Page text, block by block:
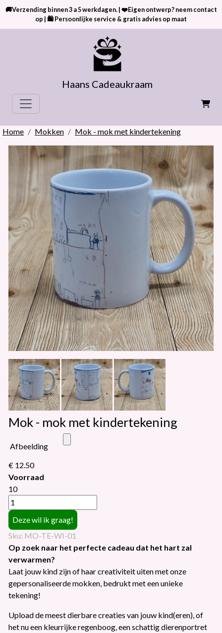
🚚Verzending binnen 3 a 5 werkdagen. | ❤️Eigen ontwerp? neem contact
op | 🛍 Persoonlijke service & gratis advies op maat
Haans Cadeaukraam
Home Mokken Mok - mok met kindertekening
Mok - mok met kindertekening
Afbeelding
€ 12.50
Voorraad
10
Sku: MO-TE-WI-01
Op zoek naar het perfecte cadeau dat het hart zal
verwarmen?
Laat jouw kind zijn of haar creativiteit uiten met onze
gepersonaliseerde mokken, bedrukt met een unieke
tekening!
Upload de meest dierbare creaties van jouw kind(eren), of
het nu een kleurrijke regenboog, een schattig dierenportret